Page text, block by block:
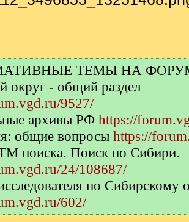
ТЕМЫ НА
округ - общий раздел
9527/
архивы РФ https://
общие вопросы https://
поиска. Поиск по Сибири.
24/108687/
по Сибирскому
602/